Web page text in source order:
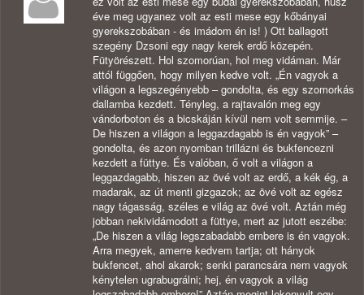
éve meg ugyanez volt az esti mese egy kőbányai
gyerekszobában - és imádom én is! ) Ott ballagott
szegény Dzsoni egy nagy kerek erdő közepén.
Fütyörészett. Hol szomorúan, hol meg vidáman. Már
attól függően, hogy milyen kedve volt. „Én vagyok a
világon a legszegényebb – gondolta, és egy szomorkás
dallamba kezdett. Tényleg, a rajtavalón meg egy
vándorboton és a bicskáján kívül nem volt semmije. –
De hiszen a világon a leggazdagabb is én vagyok” –
gondolta, és azon nyomban trillázni és bukfencezni
kezdett a füttye. És valóban, ő volt a világon a
leggazdagabb, hiszen az övé volt az erdő, a kék ég, a
madarak, az út menti gizgazok; az övé volt az egész
nagy tágasság, széles e világ az övé volt. Aztán még
jobban nekividámodott a füttye, mert az jutott eszébe:
„De hiszen a világ legszabadabb embere is én vagyok.
Arra megyek, amerre kedvem tartja; ott hányok
bukfencet, ahol akarok; senki parancsára nem vagyok
kénytelen ugrabugrálni; hej, én vagyok a világ